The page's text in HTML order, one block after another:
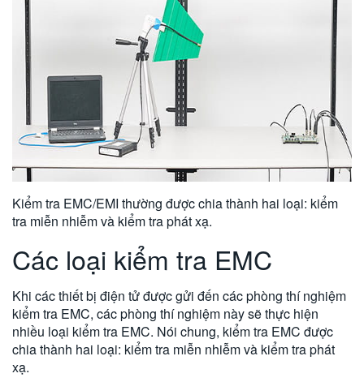
Kiểm tra EMC/EMI thường được chia thành hai loại: kiểm
tra miễn nhiễm và kiểm tra phát xạ.
Các loại kiểm tra EMC
Khi các thiết bị điện tử được gửi đến các phòng thí nghiệm
kiểm tra EMC, các phòng thí nghiệm này sẽ thực hiện
nhiều loại kiểm tra EMC. Nói chung, kiểm tra EMC được
chia thành hai loại: kiểm tra miễn nhiễm và kiểm tra phát
xạ.